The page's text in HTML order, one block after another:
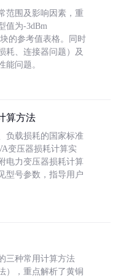
范围及影响因素，重
值为-3dBm
的参考值表格。同时
耗、连接器问题）及
能问题。
算方法
负载损耗的国家标准
变压器损耗计算实
电力变压器损耗计算
型号参数，指导用户
三种常用计算方法
），重点解析了黄铜